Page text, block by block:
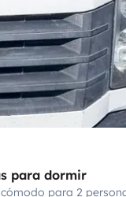
para dormir
para 2